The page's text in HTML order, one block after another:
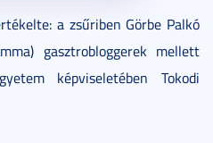
a zsűriben Görbe Palkó
gasztrobloggerek mellett
képviseletében Tokodi